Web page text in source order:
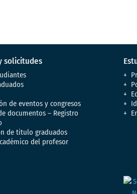
solicitudes
de eventos y congresos
documentos – Registro
de titulo graduados
del profesor